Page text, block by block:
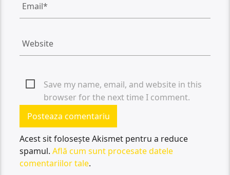
Save my name, email, and website in this
browser for the next time I comment.
Acest sit folosește Akismet pentru a reduce
spamul.Află cum sunt procesate datele
comentariilor tale.